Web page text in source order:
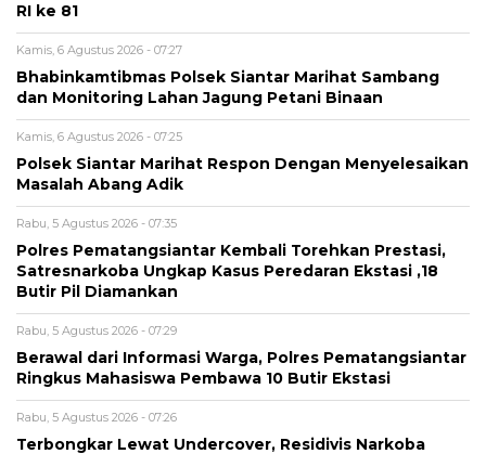
RI ke 81
Kamis, 6 Agustus 2026 - 07:27
Bhabinkamtibmas Polsek Siantar Marihat Sambang
dan Monitoring Lahan Jagung Petani Binaan
Kamis, 6 Agustus 2026 - 07:25
Polsek Siantar Marihat Respon Dengan Menyelesaikan
Masalah Abang Adik
Rabu, 5 Agustus 2026 - 07:35
Polres Pematangsiantar Kembali Torehkan Prestasi,
Satresnarkoba Ungkap Kasus Peredaran Ekstasi ,18
Butir Pil Diamankan
Rabu, 5 Agustus 2026 - 07:29
Berawal dari Informasi Warga, Polres Pematangsiantar
Ringkus Mahasiswa Pembawa 10 Butir Ekstasi
Rabu, 5 Agustus 2026 - 07:26
Terbongkar Lewat Undercover, Residivis Narkoba